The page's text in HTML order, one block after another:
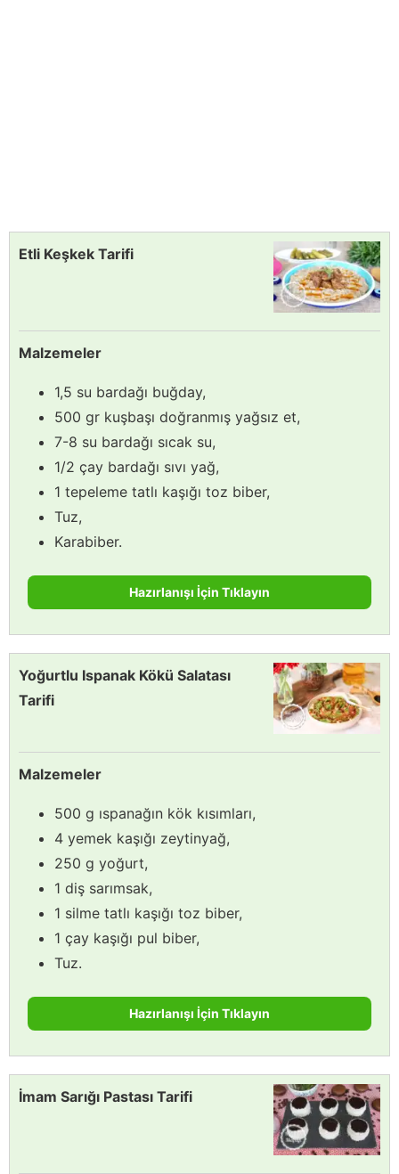
Etli Keşkek Tarifi
Malzemeler
1,5 su bardağı buğday,
500 gr kuşbaşı doğranmış yağsız et,
7-8 su bardağı sıcak su,
1/2 çay bardağı sıvı yağ,
1 tepeleme tatlı kaşığı toz biber,
Tuz,
Karabiber.
Hazırlanışı İçin Tıklayın
Yoğurtlu Ispanak Kökü Salatası
Tarifi
Malzemeler
500 g ıspanağın kök kısımları,
4 yemek kaşığı zeytinyağ,
250 g yoğurt,
1 diş sarımsak,
1 silme tatlı kaşığı toz biber,
1 çay kaşığı pul biber,
Tuz.
Hazırlanışı İçin Tıklayın
İmam Sarığı Pastası Tarifi